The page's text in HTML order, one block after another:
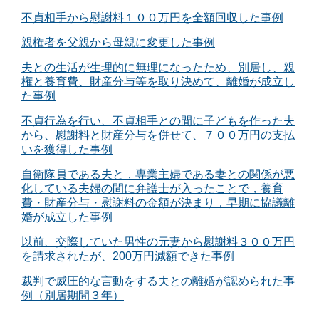
不貞相手から慰謝料１００万円を全額回収した事例
親権者を父親から母親に変更した事例
夫との生活が生理的に無理になったため、別居し、親
権と養育費、財産分与等を取り決めて、離婚が成立し
た事例
不貞行為を行い、不貞相手との間に子どもを作った夫
から、慰謝料と財産分与を併せて、７００万円の支払
いを獲得した事例
自衛隊員である夫と，専業主婦である妻との関係が悪
化している夫婦の間に弁護士が入ったことで，養育
費・財産分与・慰謝料の金額が決まり，早期に協議離
婚が成立した事例
以前、交際していた男性の元妻から慰謝料３００万円
を請求されたが、200万円減額できた事例
裁判で威圧的な言動をする夫との離婚が認められた事
例（別居期間３年）